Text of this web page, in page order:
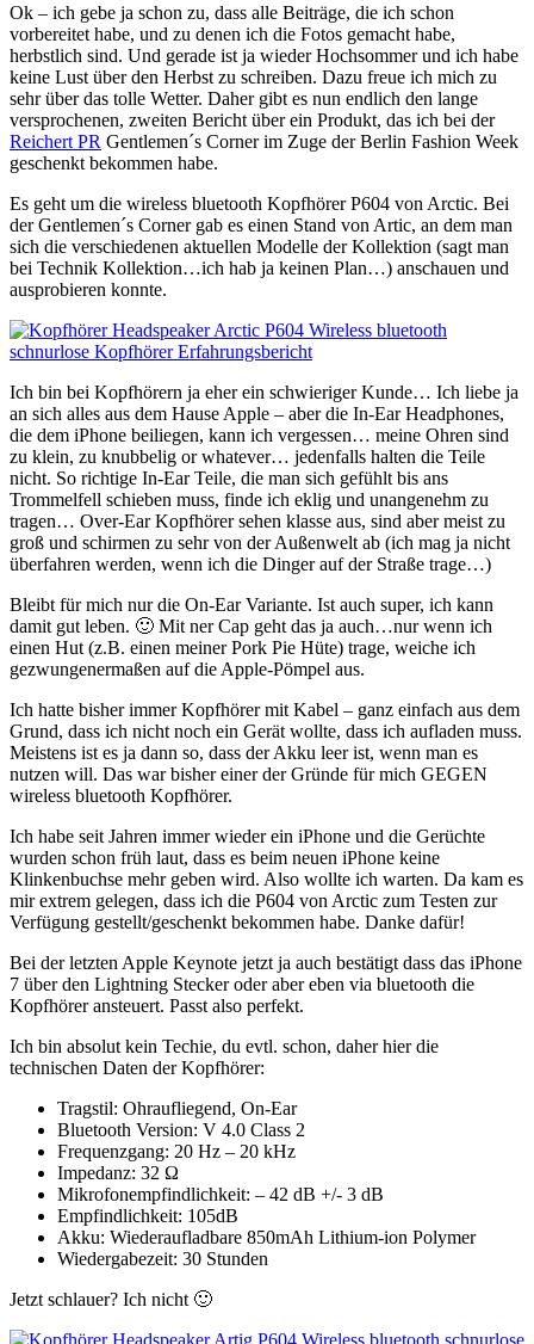
Ok – ich gebe ja schon zu, dass alle Beiträge, die ich schon
vorbereitet habe, und zu denen ich die Fotos gemacht habe,
herbstlich sind. Und gerade ist ja wieder Hochsommer und ich habe
keine Lust über den Herbst zu schreiben. Dazu freue ich mich zu
sehr über das tolle Wetter. Daher gibt es nun endlich den lange
versprochenen, zweiten Bericht über ein Produkt, das ich bei der
Reichert PR Gentlemen´s Corner im Zuge der Berlin Fashion Week
geschenkt bekommen habe.
Es geht um die wireless bluetooth Kopfhörer P604 von Arctic. Bei
der Gentlemen´s Corner gab es einen Stand von Artic, an dem man
sich die verschiedenen aktuellen Modelle der Kollektion (sagt man
bei Technik Kollektion…ich hab ja keinen Plan…) anschauen und
ausprobieren konnte.
Ich bin bei Kopfhörern ja eher ein schwieriger Kunde… Ich liebe ja
an sich alles aus dem Hause Apple – aber die In-Ear Headphones,
die dem iPhone beiliegen, kann ich vergessen… meine Ohren sind
zu klein, zu knubbelig or whatever… jedenfalls halten die Teile
nicht. So richtige In-Ear Teile, die man sich gefühlt bis ans
Trommelfell schieben muss, finde ich eklig und unangenehm zu
tragen… Over-Ear Kopfhörer sehen klasse aus, sind aber meist zu
groß und schirmen zu sehr von der Außenwelt ab (ich mag ja nicht
überfahren werden, wenn ich die Dinger auf der Straße trage…)
Bleibt für mich nur die On-Ear Variante. Ist auch super, ich kann
damit gut leben. 🙂 Mit ner Cap geht das ja auch…nur wenn ich
einen Hut (z.B. einen meiner Pork Pie Hüte) trage, weiche ich
gezwungenermaßen auf die Apple-Pömpel aus.
Ich hatte bisher immer Kopfhörer mit Kabel – ganz einfach aus dem
Grund, dass ich nicht noch ein Gerät wollte, dass ich aufladen muss.
Meistens ist es ja dann so, dass der Akku leer ist, wenn man es
nutzen will. Das war bisher einer der Gründe für mich GEGEN
wireless bluetooth Kopfhörer.
Ich habe seit Jahren immer wieder ein iPhone und die Gerüchte
wurden schon früh laut, dass es beim neuen iPhone keine
Klinkenbuchse mehr geben wird. Also wollte ich warten. Da kam es
mir extrem gelegen, dass ich die P604 von Arctic zum Testen zur
Verfügung gestellt/geschenkt bekommen habe. Danke dafür!
Bei der letzten Apple Keynote jetzt ja auch bestätigt dass das iPhone
7 über den Lightning Stecker oder aber eben via bluetooth die
Kopfhörer ansteuert. Passt also perfekt.
Ich bin absolut kein Techie, du evtl. schon, daher hier die
technischen Daten der Kopfhörer:
Tragstil: Ohraufliegend, On-Ear
Bluetooth Version: V 4.0 Class 2
Frequenzgang: 20 Hz – 20 kHz
Impedanz: 32 Ω
Mikrofonempfindlichkeit: – 42 dB +/- 3 dB
Empfindlichkeit: 105dB
Akku: Wiederaufladbare 850mAh Lithium-ion Polymer
Wiedergabezeit: 30 Stunden
Jetzt schlauer? Ich nicht 🙂